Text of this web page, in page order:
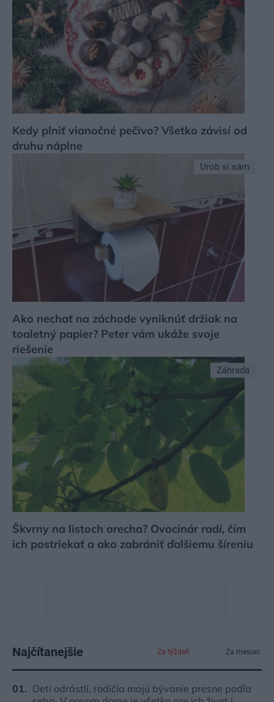
Kedy plniť vianočné pečivo? Všetko závisí od
druhu náplne
Urob si sám
Ako nechať na záchode vyniknúť držiak na
toaletný papier? Peter vám ukáže svoje
riešenie
Záhrada
Škvrny na listoch orecha? Ovocinár radí, čím
ich postriekať a ako zabrániť ďalšiemu šíreniu
Najčítanejšie Za týždeň Za mesiac
Deti odrástli, rodičia majú bývanie presne podľa